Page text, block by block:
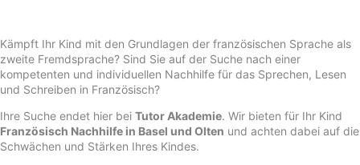
Kämpft Ihr Kind mit den Grundlagen der französischen Sprache als
zweite Fremdsprache? Sind Sie auf der Suche nach einer
kompetenten und individuellen Nachhilfe für das Sprechen, Lesen
und Schreiben in Französisch?
Ihre Suche endet hier bei Tutor Akademie. Wir bieten für Ihr Kind
Französisch Nachhilfe in Basel und Olten und achten dabei auf die
Schwächen und Stärken Ihres Kindes.